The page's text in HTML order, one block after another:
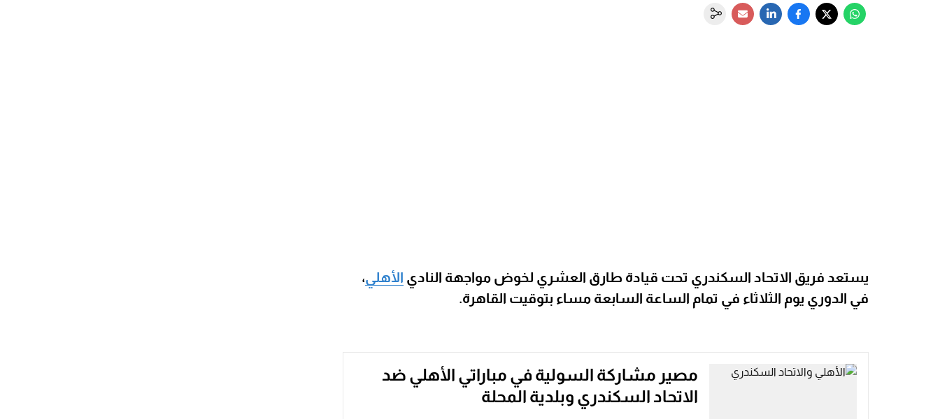
يستعد فريق الاتحاد السكندري تحت قيادة طارق العشري لخوض مواجهة النادي الأهلي،
في الدوري يوم الثلاثاء في تمام الساعة السابعة مساء بتوقيت القاهرة.
مصير مشاركة السولية في مباراتي الأهلي ضد
الاتحاد السكندري وبلدية المحلة